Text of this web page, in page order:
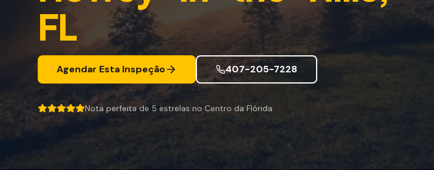
FL
Agendar Esta Inspeção 407-205-7228
5 out of 5 stars.Nota perfeita de 5 estrelas no Centro da Flórida